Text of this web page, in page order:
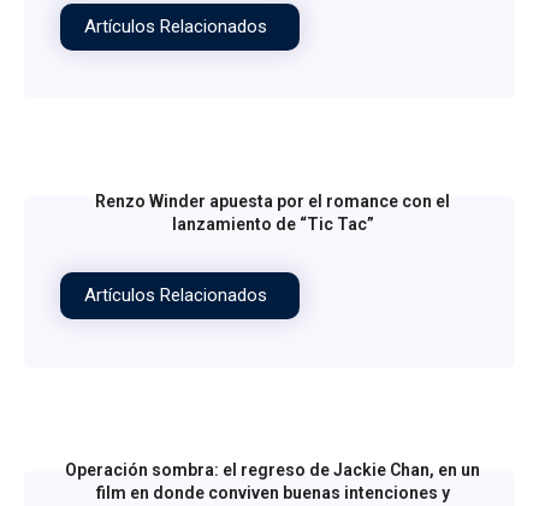
Artículos Relacionados
Renzo Winder apuesta por el romance con el
lanzamiento de “Tic Tac”
Artículos Relacionados
Operación sombra: el regreso de Jackie Chan, en un
film en donde conviven buenas intenciones y